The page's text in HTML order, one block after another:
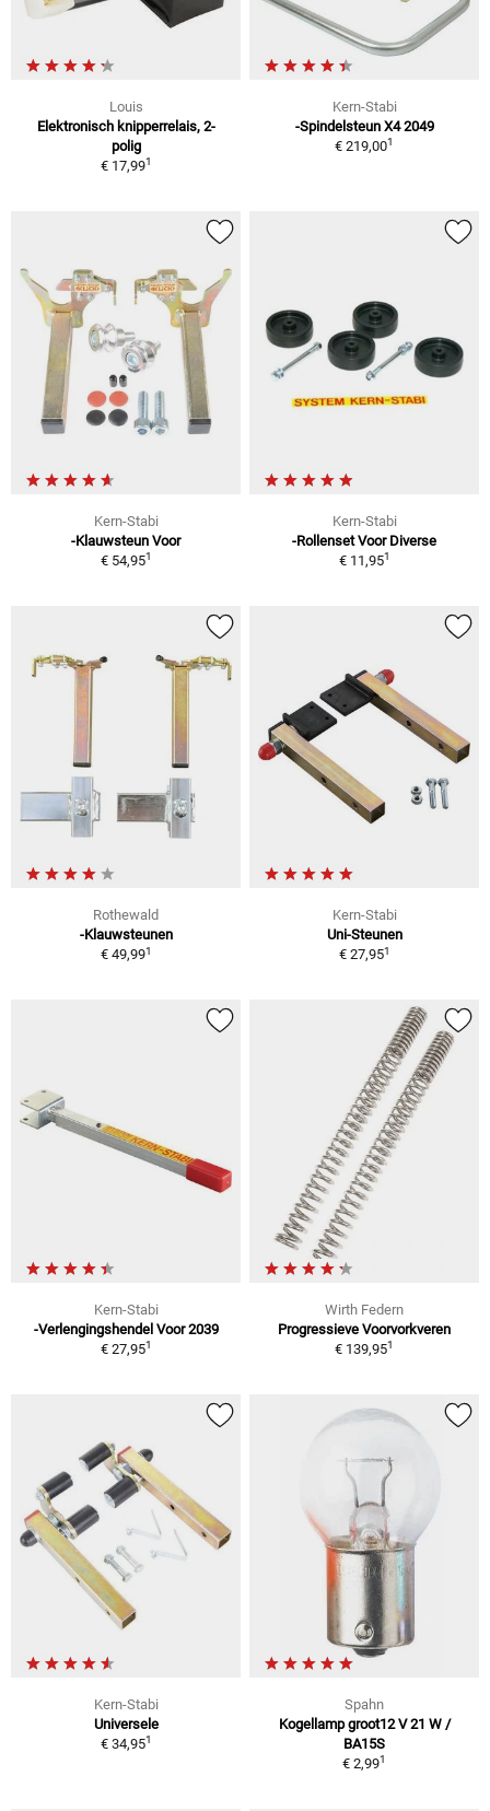
Louis
Elektronisch knipperrelais, 2-
polig
€ 17,991
Kern-Stabi
-Spindelsteun X4 2049
€ 219,001
Kern-Stabi
-Klauwsteun Voor
€ 54,951
Kern-Stabi
-Rollenset Voor Diverse
€ 11,951
Rothewald
-Klauwsteunen
€ 49,991
Kern-Stabi
Uni-Steunen
€ 27,951
Kern-Stabi
-Verlengingshendel Voor 2039
€ 27,951
Wirth Federn
Progressieve Voorvorkveren
€ 139,951
Kern-Stabi
Universele
€ 34,951
Spahn
Kogellamp groot12 V 21 W /
BA15S
€ 2,991